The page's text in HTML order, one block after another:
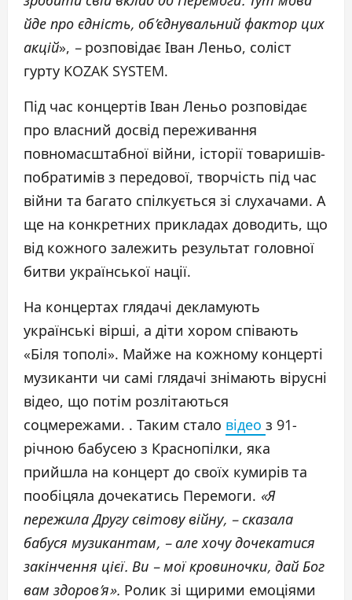
йде про єдність, об’єднувальний фактор цих
акцій», – розповідає Іван Леньо, соліст
гурту KOZAK SYSTEM.
Під час концертів Іван Леньо розповідає
про власний досвід переживання
повномасштабної війни, історії товаришів-
побратимів з передової, творчість під час
війни та багато спілкується зі слухачами. А
ще на конкретних прикладах доводить, що
від кожного залежить результат головної
битви української нації.
На концертах глядачі декламують
українські вірші, а діти хором співають
«Біля тополі». Майже на кожному концерті
музиканти чи самі глядачі знімають вірусні
відео, що потім розлітаються
соцмережами. . Таким стало відео з 91-
річною бабусею з Краснопілки, яка
прийшла на концерт до своїх кумирів та
пообіцяла дочекатись Перемоги. «Я
пережила Другу світову війну, – сказала
бабуся музикантам, – але хочу дочекатися
закінчення цієї. Ви – мої кровиночки, дай Бог
вам здоров’я». Ролик зі щирими емоціями